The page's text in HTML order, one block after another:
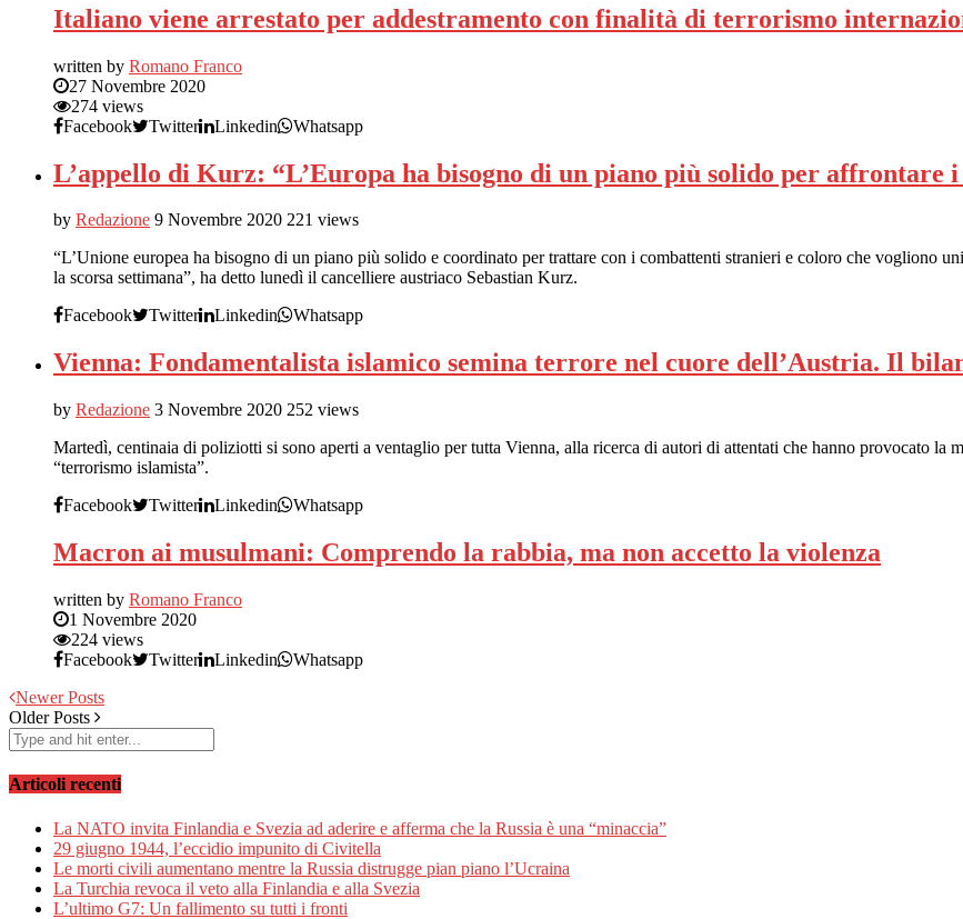
Italiano viene arrestato per addestramento con finalità di terrorismo
written by Romano Franco
27 Novembre 2020
274 views
Facebook
Twitter Linkedin Whatsapp
L’appello di Kurz: “L’Europa ha bisogno di un piano più solido per affrontare
by Redazione 9 Novembre 2020 221 views
“L’Unione europea ha bisogno di un piano più solido e coordinato per trattare con i combattenti stranieri e coloro che vogliono
la scorsa settimana”, ha detto lunedì il cancelliere austriaco Sebastian Kurz.
Facebook
Twitter Linkedin Whatsapp
Vienna: Fondamentalista islamico semina terrore nel cuore dell’Austria. Il
by Redazione 3 Novembre 2020 252 views
Martedì, centinaia di poliziotti si sono aperti a ventaglio per tutta Vienna, alla ricerca di autori di attentati che hanno provocato la
“terrorismo islamista”.
Facebook
Twitter Linkedin Whatsapp
Macron ai musulmani: Comprendo la rabbia, ma non accetto la violenza
written by Romano Franco
1 Novembre 2020
224 views
Facebook
Twitter Linkedin
Whatsapp
Newer Posts
Older Posts
Articoli recenti
La NATO invita Finlandia e Svezia ad aderire e afferma che la Russia è una “minaccia”
29 giugno 1944, l’eccidio impunito di Civitella
Le morti civili aumentano mentre la Russia distrugge pian piano l’Ucraina
La Turchia revoca il veto alla Finlandia e alla Svezia
L’ultimo G7: Un fallimento su tutti i fronti